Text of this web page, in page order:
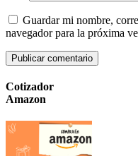
Guardar mi nombre,
navegador para la próxima
Cotizador
Amazon